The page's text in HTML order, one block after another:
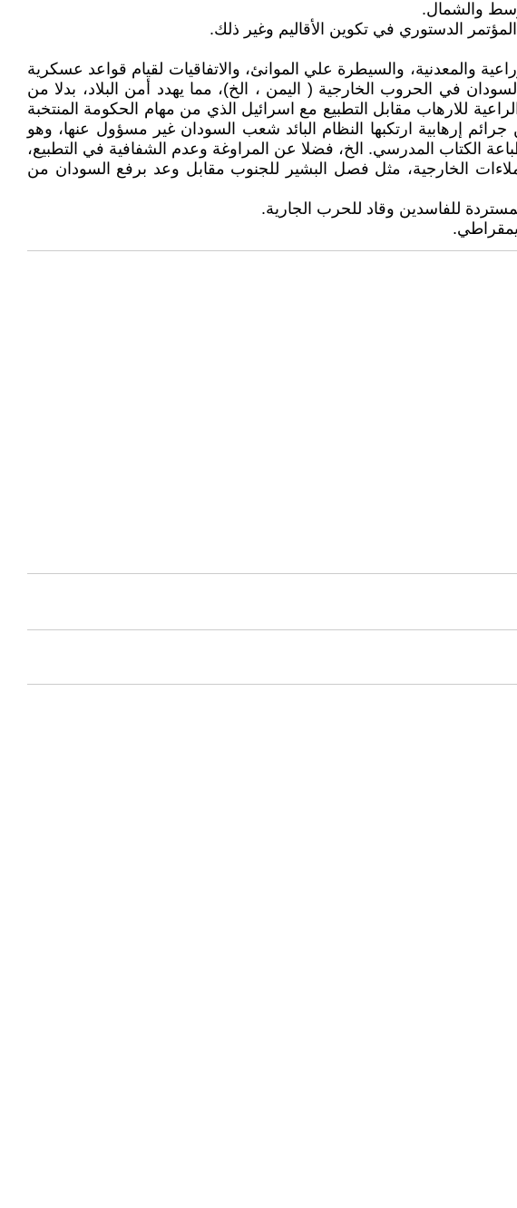
والشمال.
الدستوري في تكوين الأقاليم وغير ذلك.
والمعدنية، والسيطرة علي الموانئ، والاتفاقيات لقيام قواعد عسكرية
في الحروب الخارجية ( اليمن ، الخ)، مما يهدد أمن البلاد، بدلا من
للارهاب مقابل التطبيع مع اسرائيل الذي من مهام الحكومة المنتخبة
اسرائيل 1958 الذي أجازه برلمان منتخب، ودفع مبلغ 335 مليون دولار عن جرائم إرهابية ارتكبها النظام البائد شعب السودان غير مسؤول عنها، وهو
الكتاب المدرسي. الخ، فضلا عن المراوغة وعدم الشفافية في التطبيع،
الخارجية، مثل فصل البشير للجنوب مقابل وعد برفع السودان من